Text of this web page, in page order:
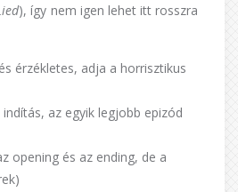
), így nem igen lehet itt rosszra
érzékletes, adja a horrisztikus
indítás, az egyik legjobb epizód
opening és az ending, de a